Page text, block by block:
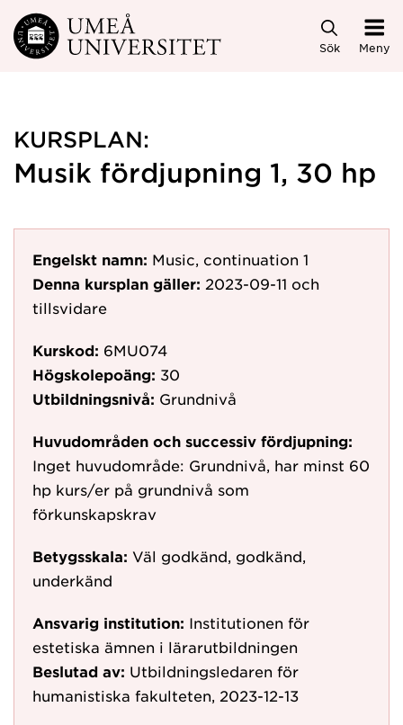
Hoppa direkt till innehållet
Sök Meny
KURSPLAN:
Musik fördjupning 1, 30 hp
Engelskt namn: Music, continuation 1
Denna kursplan gäller: 2023-09-11 och
tillsvidare
Kurskod: 6MU074
Högskolepoäng: 30
Utbildningsnivå: Grundnivå
Huvudområden och successiv fördjupning:
Inget huvudområde: Grundnivå, har minst 60
hp kurs/er på grundnivå som
förkunskapskrav
Betygsskala: Väl godkänd, godkänd,
underkänd
Ansvarig institution: Institutionen för
estetiska ämnen i lärarutbildningen
Beslutad av: Utbildningsledaren för
humanistiska fakulteten, 2023-12-13